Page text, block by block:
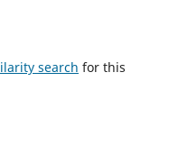
search for this